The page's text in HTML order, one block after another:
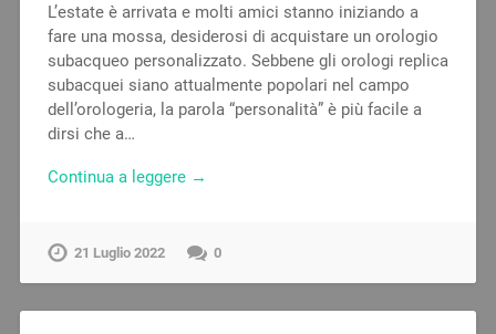
L’estate è arrivata e molti amici stanno iniziando a
fare una mossa, desiderosi di acquistare un orologio
subacqueo personalizzato. Sebbene gli orologi replica
subacquei siano attualmente popolari nel campo
dell’orologeria, la parola “personalità” è più facile a
dirsi che a…
Continua a leggere →
21 Luglio 2022 0